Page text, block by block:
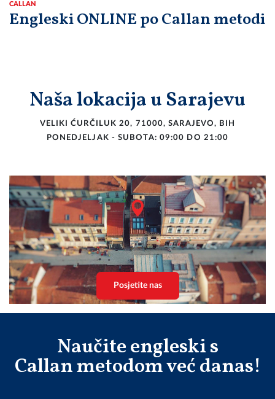
CALLAN
Engleski ONLINE po Callan metodi
Naša lokacija u Sarajevu
VELIKI ĆURČILUK 20, 71000, SARAJEVO, BIH
PONEDJELJAK - SUBOTA: 09:00 DO 21:00
Posjetite nas
Naučite engleski s
Callan metodom već danas!